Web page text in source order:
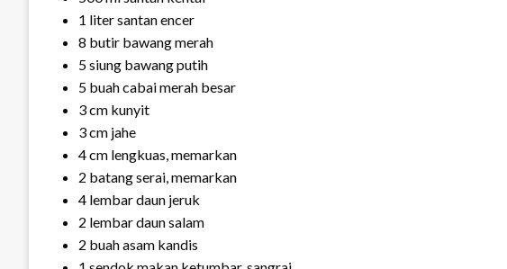
1 liter santan encer
8 butir bawang merah
5 siung bawang putih
5 buah cabai merah besar
3 cm kunyit
3 cm jahe
4 cm lengkuas, memarkan
2 batang serai, memarkan
4 lembar daun jeruk
2 lembar daun salam
2 buah asam kandis